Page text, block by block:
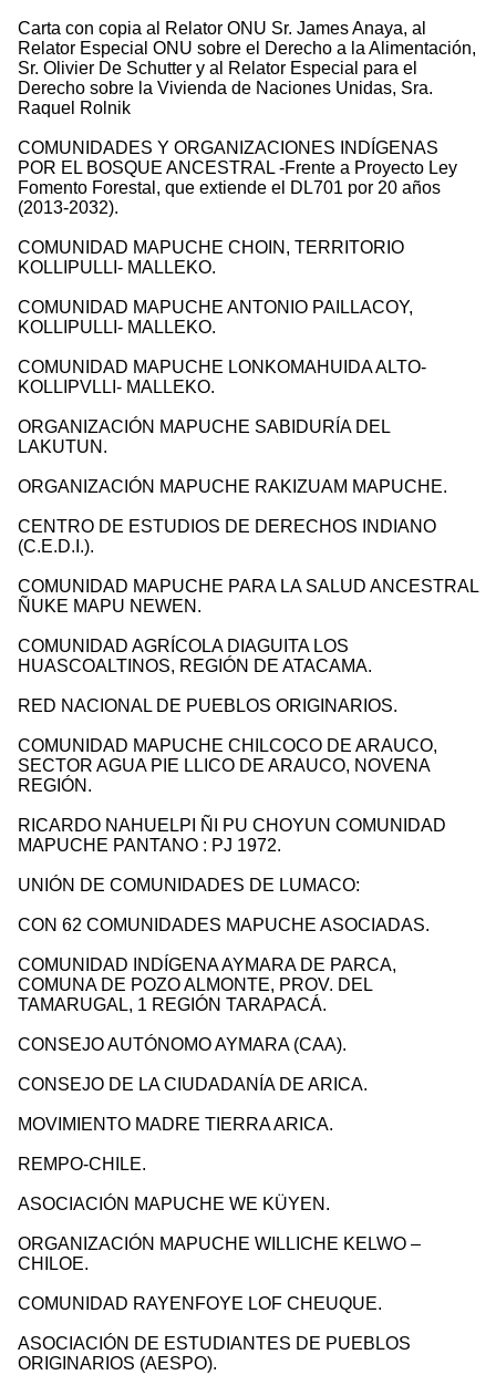
Carta con copia al Relator ONU Sr. James Anaya, al
Relator Especial ONU sobre el Derecho a la Alimentación,
Sr. Olivier De Schutter y al Relator Especial para el
Derecho sobre la Vivienda de Naciones Unidas, Sra.
Raquel Rolnik
COMUNIDADES Y ORGANIZACIONES INDÍGENAS
POR EL BOSQUE ANCESTRAL -Frente a Proyecto Ley
Fomento Forestal, que extiende el DL701 por 20 años
(2013-2032).
COMUNIDAD MAPUCHE CHOIN, TERRITORIO
KOLLIPULLI- MALLEKO.
COMUNIDAD MAPUCHE ANTONIO PAILLACOY,
KOLLIPULLI- MALLEKO.
COMUNIDAD MAPUCHE LONKOMAHUIDA ALTO-
KOLLIPVLLI- MALLEKO.
ORGANIZACIÓN MAPUCHE SABIDURÍA DEL
LAKUTUN.
ORGANIZACIÓN MAPUCHE RAKIZUAM MAPUCHE.
CENTRO DE ESTUDIOS DE DERECHOS INDIANO
(C.E.D.I.).
COMUNIDAD MAPUCHE PARA LA SALUD ANCESTRAL
ÑUKE MAPU NEWEN.
COMUNIDAD AGRÍCOLA DIAGUITA LOS
HUASCOALTINOS, REGIÓN DE ATACAMA.
RED NACIONAL DE PUEBLOS ORIGINARIOS.
COMUNIDAD MAPUCHE CHILCOCO DE ARAUCO,
SECTOR AGUA PIE LLICO DE ARAUCO, NOVENA
REGIÓN.
RICARDO NAHUELPI ÑI PU CHOYUN COMUNIDAD
MAPUCHE PANTANO : PJ 1972.
UNIÓN DE COMUNIDADES DE LUMACO:
CON 62 COMUNIDADES MAPUCHE ASOCIADAS.
COMUNIDAD INDÍGENA AYMARA DE PARCA,
COMUNA DE POZO ALMONTE, PROV. DEL
TAMARUGAL, 1 REGIÓN TARAPACÁ.
CONSEJO AUTÓNOMO AYMARA (CAA).
CONSEJO DE LA CIUDADANÍA DE ARICA.
MOVIMIENTO MADRE TIERRA ARICA.
REMPO-CHILE.
ASOCIACIÓN MAPUCHE WE KÜYEN.
ORGANIZACIÓN MAPUCHE WILLICHE KELWO –
CHILOE.
COMUNIDAD RAYENFOYE LOF CHEUQUE.
ASOCIACIÓN DE ESTUDIANTES DE PUEBLOS
ORIGINARIOS (AESPO).